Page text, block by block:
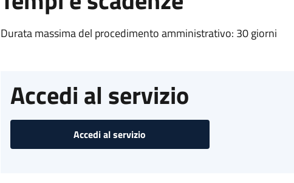
Durata massima del procedimento amministrativo: 30 giorni
Accedi al servizio
Accedi al servizio